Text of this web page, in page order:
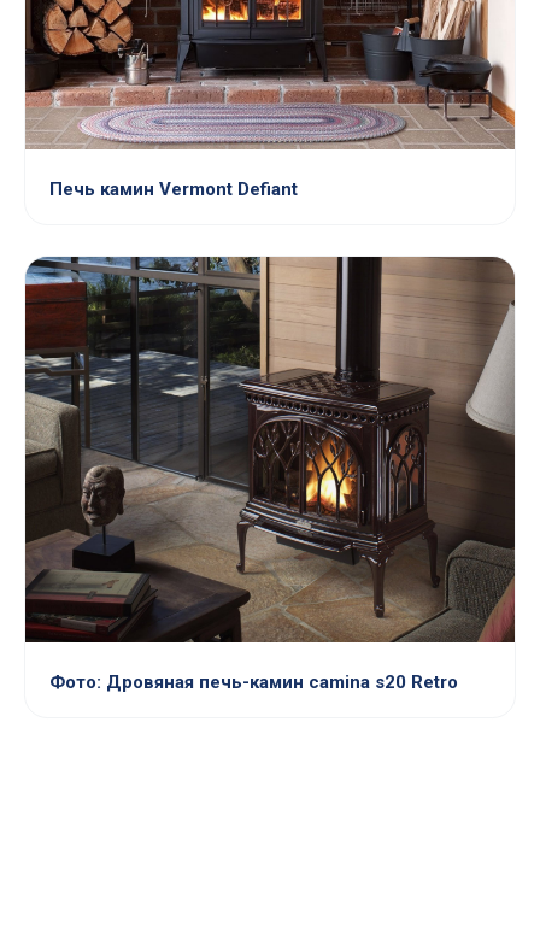
Печь камин Vermont Defiant
Фото: Дровяная печь-камин camina s20 Retro